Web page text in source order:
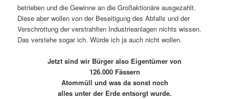
betrieben und die Gewinne an die Großaktionäre ausgezahlt.
Diese aber wollen von der Beseitigung des Abfalls und der
Verschrottung der verstrahlten Industrieanlagen nichts wissen.
Das verstehe sogar ich. Würde ich ja auch nicht wollen.
Jetzt sind wir Bürger also Eigentümer von
126.000 Fässern
Atommüll und was da sonst noch
alles unter der Erde entsorgt wurde.